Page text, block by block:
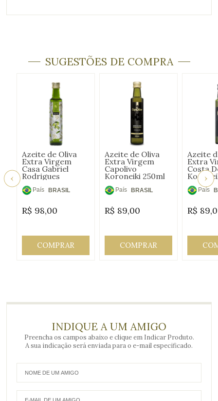
SUGESTÕES DE COMPRA
Azeite de Oliva
Extra Virgem
Casa Gabriel
Rodrigues
Reserva Familiar
250ml
País
Origem:
BRASIL
R$ 98,00
COMPRAR
Azeite de Oliva
Extra Virgem
Capolivo
Koroneiki 250ml
País
Origem:
BRASIL
R$ 89,00
COMPRAR
Azeite
Extra
Costa
País
R$
INDIQUE A UM AMIGO
Preencha os campos abaixo e clique em Indicar Produto.
A sua indicação será enviada para o e-mail especificado.